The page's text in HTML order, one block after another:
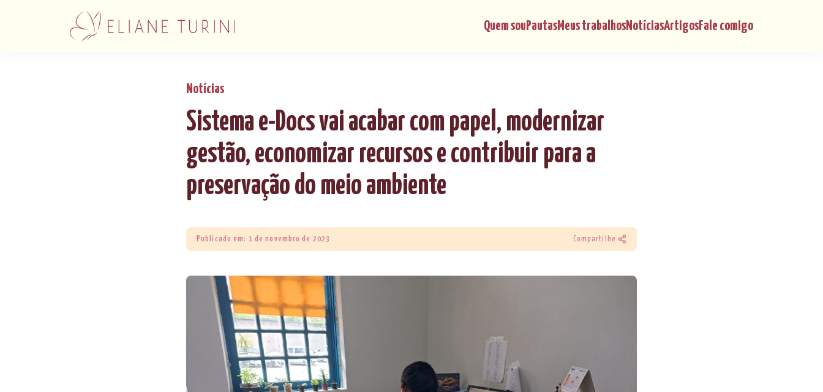
Quem sou PautasMeus trabalhosNotíciasArtigosFale comigo
Notícias
Sistema e-Docs vai acabar com papel, modernizar
gestão, economizar recursos e contribuir para a
preservação do meio ambiente
Publicado em: 1 de novembro de 2023 Compartilhe